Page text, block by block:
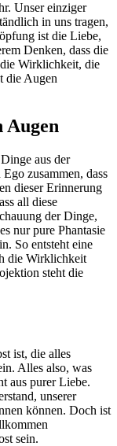
Unser einziger
in uns tragen,
ist die Liebe,
Denken, dass die
Wirklichkeit, die
die Augen
Augen
aus der
zusammen, dass
dieser Erinnerung
all diese
der Dinge,
nur pure Phantasie
So entsteht eine
die Wirklichkeit
steht die
ist, die alles
Alles also, was
aus purer Liebe.
unserer
können. Doch ist
sein.